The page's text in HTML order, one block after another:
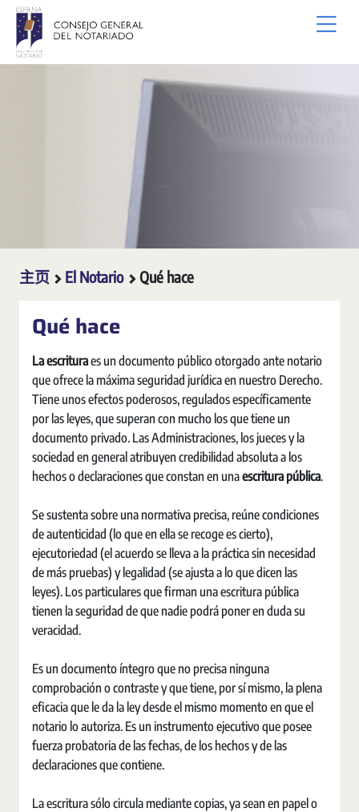
跳转到主内容
主页 El Notario Qué hace
Qué hace
La escrituraes un documento público otorgado ante notario
que ofrece la máxima seguridad jurídica en nuestro Derecho.
Tiene unos efectos poderosos, regulados específicamente
por las leyes, que superan con mucho los que tiene un
documento privado. Las Administraciones, los jueces y la
sociedad en general atribuyen credibilidad absoluta a los
hechos o declaraciones que constan en unaescritura pública.
Se sustenta sobre una normativa precisa, reúne condiciones
de autenticidad (lo que en ella se recoge es cierto),
ejecutoriedad (el acuerdo se lleva a la práctica sin necesidad
de más pruebas) y legalidad (se ajusta a lo que dicen las
leyes). Los particulares que firman una escritura pública
tienen la seguridad de que nadie podrá poner en duda su
veracidad.
Es un documento íntegro que no precisa ninguna
comprobación o contraste y que tiene, por sí mismo, la plena
eficacia que le da la ley desde el mismo momento en que el
notario lo autoriza. Es un instrumento ejecutivo que posee
fuerza probatoria de las fechas, de los hechos y de las
declaraciones que contiene.
La escritura sólo circula mediante copias, ya sean en papel o